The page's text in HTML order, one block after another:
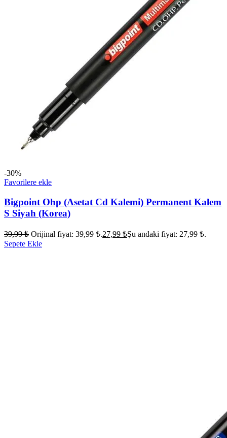
-30%
Favorilere ekle
Bigpoint Ohp (Asetat Cd Kalemi) Permanent Kalem
S Siyah (Korea)
39,99₺ Orijinal fiyat: 39,99 ₺.27,99 ₺Şu andaki fiyat: 27,99 ₺.
Sepete Ekle